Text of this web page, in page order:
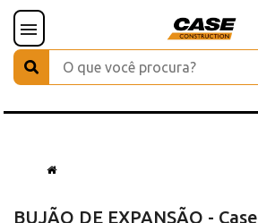
BUJÃO DE EXPANSÃO - Case